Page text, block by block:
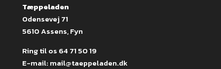
Tæppeladen
Odensevej 71
5610 Assens, Fyn
Ring til os 64 71 50 19
E-mail: mail@taeppeladen.dk